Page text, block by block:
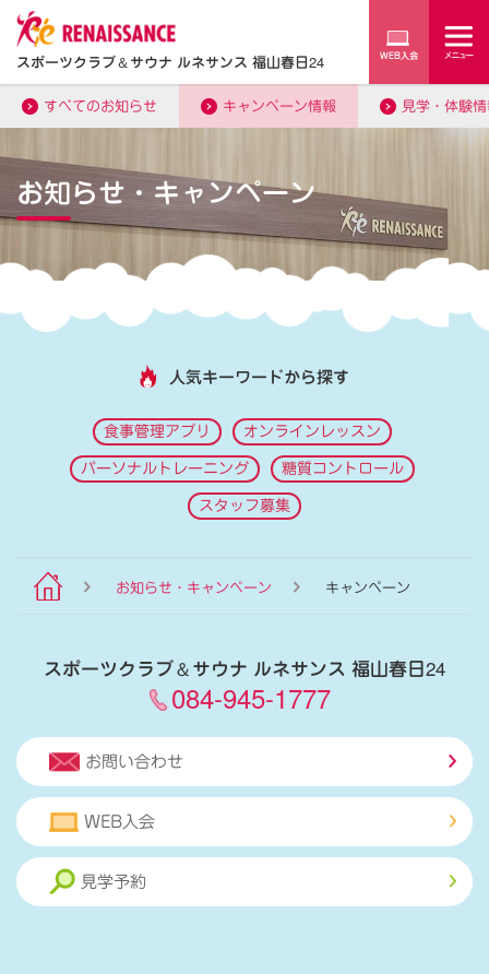
スポーツクラブ＆サウナ ルネサンス 福山春日24
すべてのお知らせ キャンペーン情報 見学・体験
お知らせ・キャンペーン
人気キーワードから探す
食事管理アプリ オンラインレッスン
パーソナルトレーニング 糖質コントロール
スタッフ募集
お知らせ・キャンペーン キャンペーン
スポーツクラブ＆サウナ ルネサンス 福山春日24
084-945-1777
お問い合わせ
WEB入会
見学予約